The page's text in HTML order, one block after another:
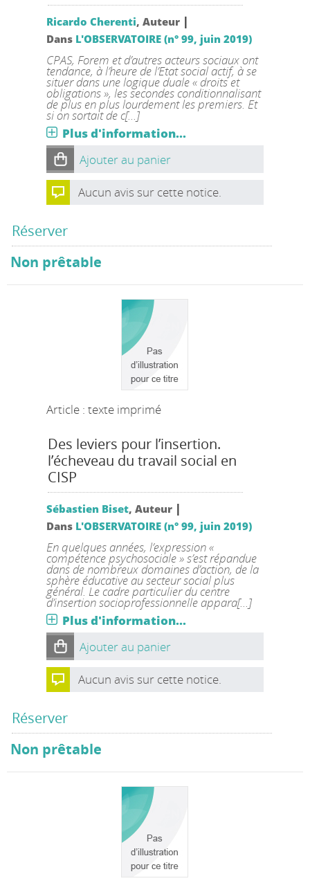
Ricardo Cherenti, Auteur |
Dans L'OBSERVATOIRE (n° 99, juin 2019)
CPAS, Forem et d’autres acteurs sociaux ont
tendance, à l’heure de l’Etat social actif, à se
situer dans une logique duale « droits et
obligations », les secondes conditionnalisant
de plus en plus lourdement les premiers. Et
si on sortait de c[...]
Plus d'information...
Ajouter au panier
Aucun avis sur cette notice.
Réserver
Non prêtable
Article : texte imprimé
Des leviers pour l’insertion.
l’écheveau du travail social en
CISP
Sébastien Biset, Auteur |
Dans L'OBSERVATOIRE (n° 99, juin 2019)
En quelques années, l’expression «
compétence psychosociale » s’est répandue
dans de nombreux domaines d’action, de la
sphère éducative au secteur social plus
général. Le cadre particulier du centre
d’insertion socioprofessionnelle appara[...]
Plus d'information...
Ajouter au panier
Aucun avis sur cette notice.
Réserver
Non prêtable